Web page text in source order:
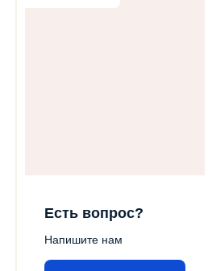
Есть вопрос?
Напишите нам